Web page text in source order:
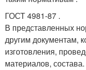
ГОСТ 4981-87 .
В представленных
другим документам,
изготовления,
материалов, состава.